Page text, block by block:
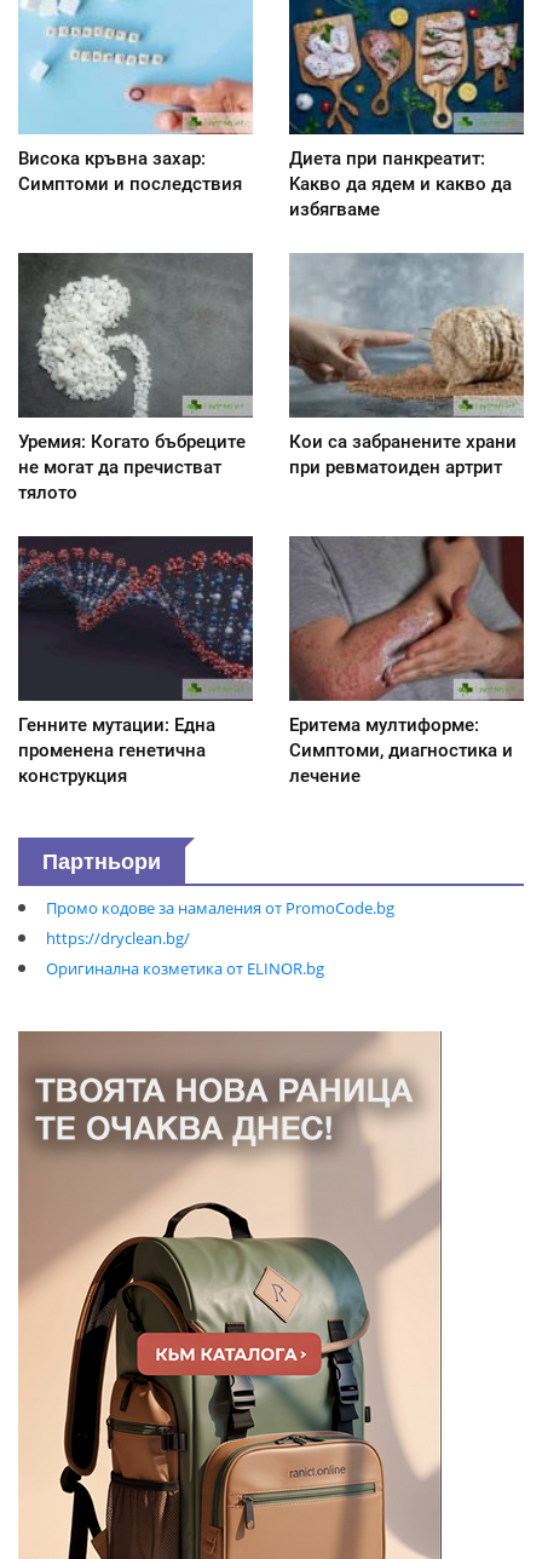
Висока кръвна захар:
Симптоми и последствия
Диета при панкреатит:
Kакво да ядем и какво да
избягваме
Уремия: Когато бъбреците
не могат да пречистват
тялото
Кои са забранените храни
при ревматоиден артрит
Генните мутации: Една
променена генетична
конструкция
Еритема мултиформе:
Симптоми, диагностика и
лечение
Партньори
Промо кодове за намаления от PromoCode.bg
https://dryclean.bg/
Оригинална козметика от ELINOR.bg